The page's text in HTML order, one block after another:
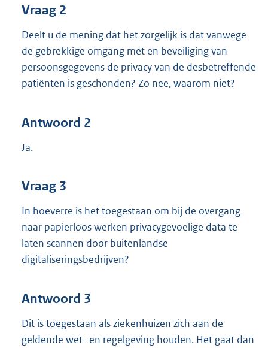
Vraag 2
Deelt u de mening dat het zorgelijk is dat vanwege
de gebrekkige omgang met en beveiliging van
persoonsgegevens de privacy van de desbetreffende
patiënten is geschonden? Zo nee, waarom niet?
Antwoord 2
Ja.
Vraag 3
In hoeverre is het toegestaan om bij de overgang
naar papierloos werken privacygevoelige data te
laten scannen door buitenlandse
digitaliseringsbedrijven?
Antwoord 3
Dit is toegestaan als ziekenhuizen zich aan de
geldende wet- en regelgeving houden. Het gaat dan